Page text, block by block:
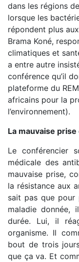
dans les régions
lorsque les
répondent plus
Brama Koné,
climatiques et
a entre autre
conférence qu’il
plateforme du
africains pour la
l’environnement).
La mauvaise
Le conférencier
médicale des
mauvaise prise,
la résistance aux
sait pas que pour
maladie donnée,
durée. Lui, il
organisme. Il
bout de trois
que ça va. Et